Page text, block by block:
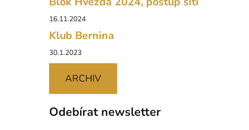
16.11.2024
Klub Bernina
30.1.2023
ARCHIV
Odebírat newsletter